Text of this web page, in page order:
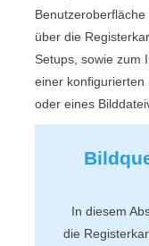
Benutzeroberfläche
über die
Setups, sowie zum
einer konfigurierten
oder eines
In diesem
die